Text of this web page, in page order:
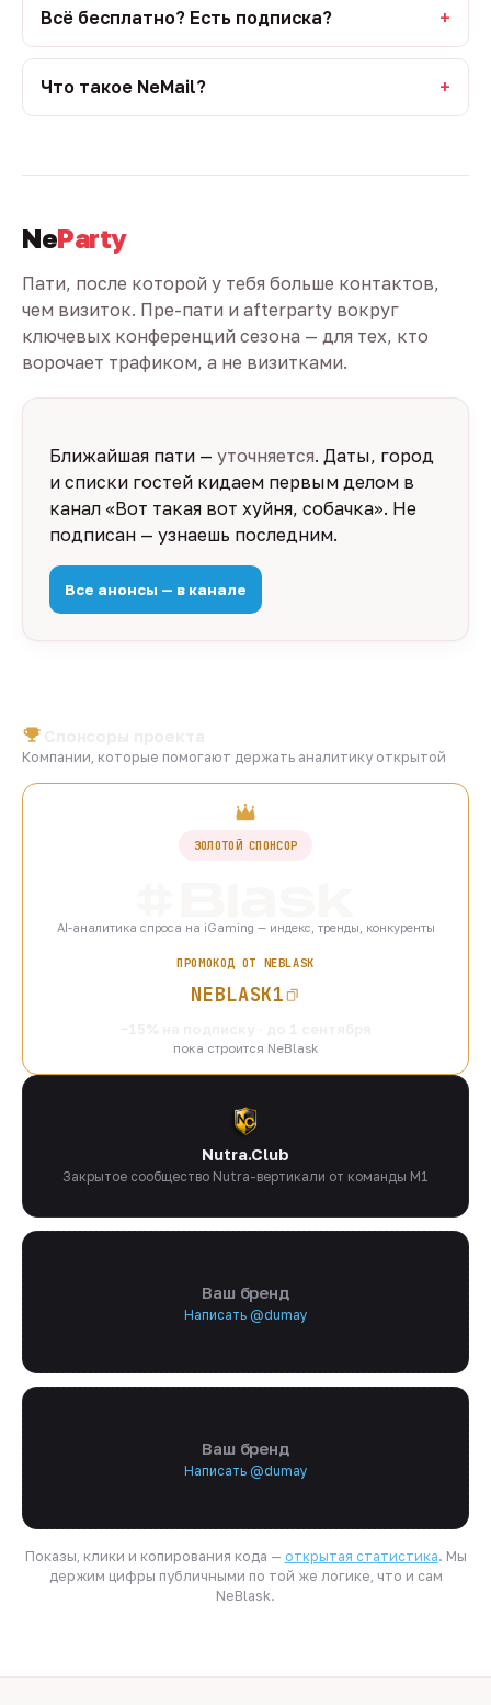
Всё бесплатно? Есть подписка?
Что такое NeMail?
NeParty
Пати, после которой у тебя больше контактов,
чем визиток. Пре-пати и afterparty вокруг
ключевых конференций сезона — для тех, кто
ворочает трафиком, а не визитками.
Ближайшая пати — уточняется. Даты, город
и списки гостей кидаем первым делом в
канал «Вот такая вот хуйня, собачка». Не
подписан — узнаешь последним.
Все анонсы — в канале
Компании, которые помогают держать аналитику открытой
ЗОЛОТОЙ СПОНСОР
AI-аналитика спроса на iGaming — индекс, тренды, конкуренты
ПРОМОКОД ОТ NEBLASK
NEBLASK1
пока строится NeBlask
Nutra.Club
Закрытое сообщество Nutra-вертикали от команды M1
Ваш бренд
Написать @dumay
Ваш бренд
Написать @dumay
Показы, клики и копирования кода — открытая статистика. Мы
держим цифры публичными по той же логике, что и сам
NeBlask.